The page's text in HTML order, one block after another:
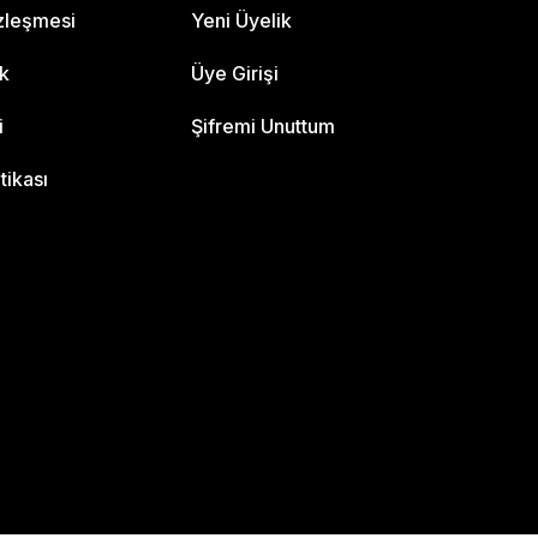
Yeni Üyelik
Üye Girişi
Şifremi Unuttum